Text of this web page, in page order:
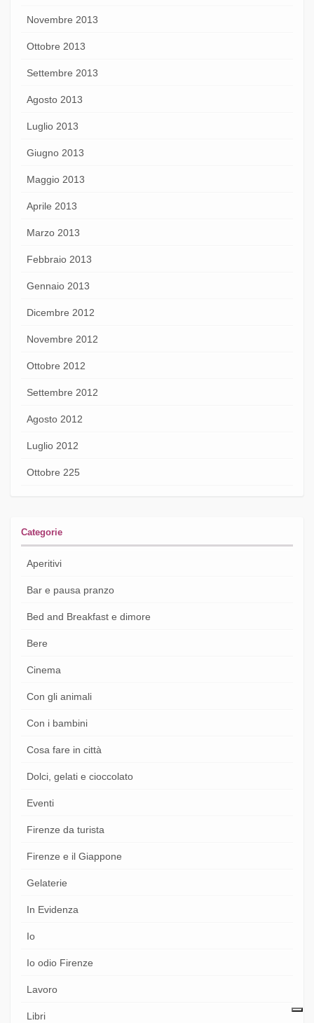
Novembre 2013
Ottobre 2013
Settembre 2013
Agosto 2013
Luglio 2013
Giugno 2013
Maggio 2013
Aprile 2013
Marzo 2013
Febbraio 2013
Gennaio 2013
Dicembre 2012
Novembre 2012
Ottobre 2012
Settembre 2012
Agosto 2012
Luglio 2012
Ottobre 225
Categorie
Aperitivi
Bar e pausa pranzo
Bed and Breakfast e dimore
Bere
Cinema
Con gli animali
Con i bambini
Cosa fare in città
Dolci, gelati e cioccolato
Eventi
Firenze da turista
Firenze e il Giappone
Gelaterie
In Evidenza
Io
Io odio Firenze
Lavoro
Libri